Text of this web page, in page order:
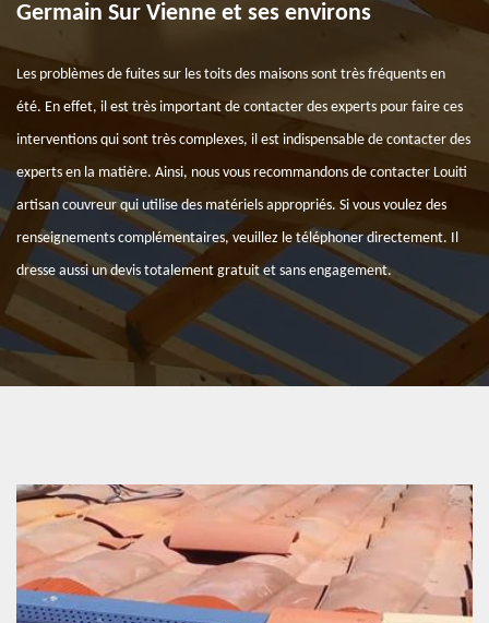
Germain Sur Vienne et ses environs
Les problèmes de fuites sur les toits des maisons sont très fréquents en
été. En effet, il est très important de contacter des experts pour faire ces
interventions qui sont très complexes, il est indispensable de contacter des
experts en la matière. Ainsi, nous vous recommandons de contacter Louiti
artisan couvreur qui utilise des matériels appropriés. Si vous voulez des
renseignements complémentaires, veuillez le téléphoner directement. Il
dresse aussi un devis totalement gratuit et sans engagement.